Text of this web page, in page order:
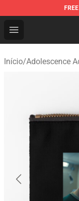
FREE
Open menu
Adolescence
Início/Adolescence